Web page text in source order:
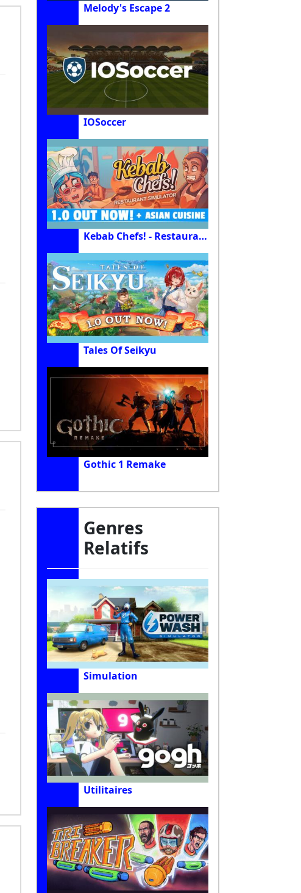
Melody's Escape 2
IOSoccer
Kebab Chefs! - Restaurant Simulator
Tales Of Seikyu
Gothic 1 Remake
Genres
Relatifs
Simulation
Utilitaires